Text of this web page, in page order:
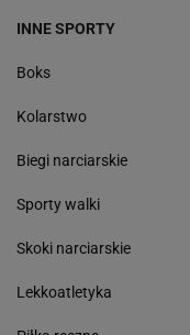
INNE SPORTY
Boks
Kolarstwo
Biegi narciarskie
Sporty walki
Skoki narciarskie
Lekkoatletyka